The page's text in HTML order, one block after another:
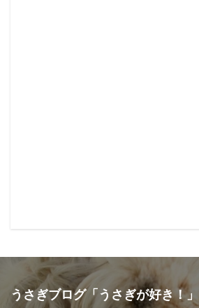
うさぎブログ「うさぎが好き！」